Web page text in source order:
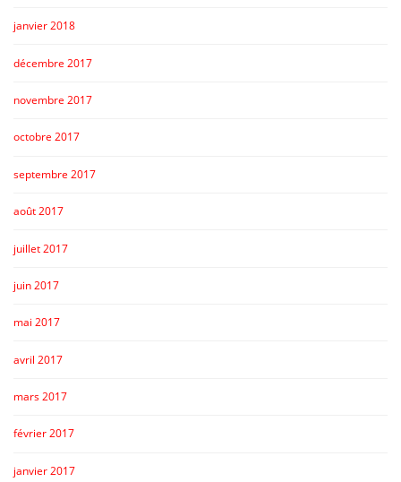
janvier 2018
décembre 2017
novembre 2017
octobre 2017
septembre 2017
août 2017
juillet 2017
juin 2017
mai 2017
avril 2017
mars 2017
février 2017
janvier 2017